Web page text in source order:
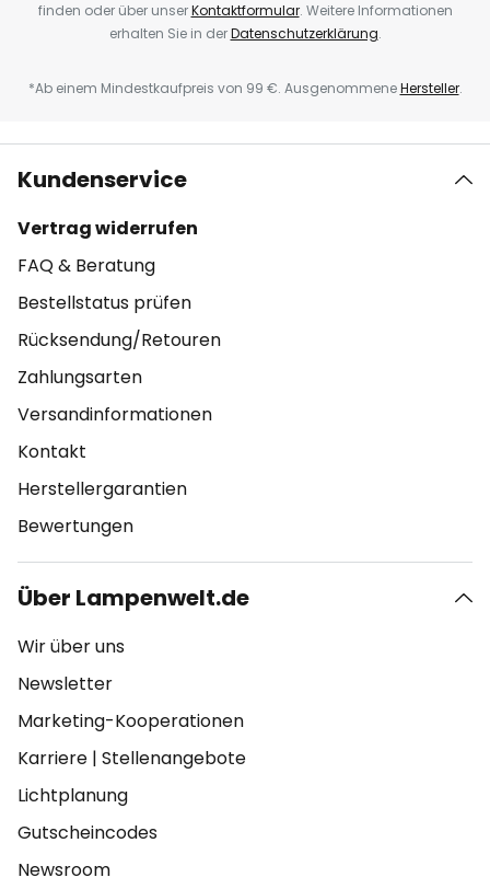
finden oder über unserKontaktformular. Weitere Informationen
erhalten Sie in derDatenschutzerklärung.
*Ab einem Mindestkaufpreis von 99 €. AusgenommeneHersteller.
Kundenservice
Vertrag widerrufen
FAQ & Beratung
Bestellstatus prüfen
Rücksendung/Retouren
Zahlungsarten
Versandinformationen
Kontakt
Herstellergarantien
Bewertungen
Über Lampenwelt.de
Wir über uns
Newsletter
Marketing-Kooperationen
Karriere | Stellenangebote
Lichtplanung
Gutscheincodes
Newsroom